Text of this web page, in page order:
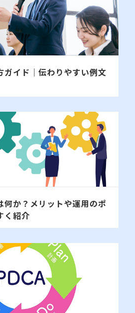
ガイド｜伝わりやすい例文
何か？メリットや運用のポ
く紹介